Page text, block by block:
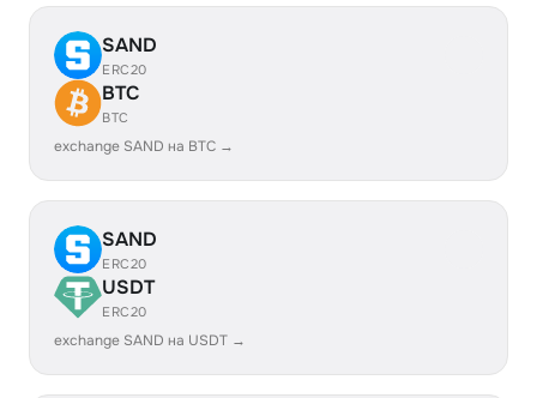
SAND
ERC20
BTC
BTC
exchange SAND на BTC →
SAND
ERC20
USDT
ERC20
exchange SAND на USDT →